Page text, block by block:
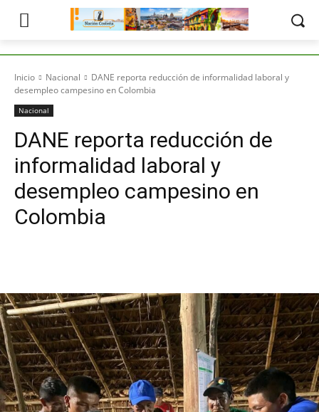
Inicio Nacional
DANE reporta reducción de informalidad laboral y
desempleo campesino en Colombia
Nacional
DANE reporta reducción de
informalidad laboral y
desempleo campesino en
Colombia